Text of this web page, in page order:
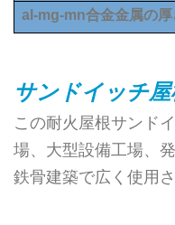
al-mg-mn合金金属の厚
サンドイッチ
この耐火屋根サンド
場、大型設備工場、
鉄骨建築で広く使用さ